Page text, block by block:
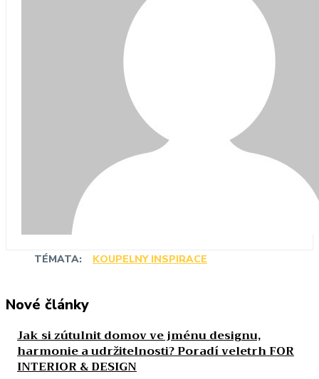
TÉMATA: KOUPELNY INSPIRACE
Nové články
Jak si zútulnit domov ve jménu designu,
harmonie a udržitelnosti? Poradí veletrh FOR
INTERIOR & DESIGN